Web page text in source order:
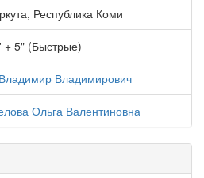
Республика Коми
+ 5" (Быстрые)
Владимирович
Ольга Валентиновна